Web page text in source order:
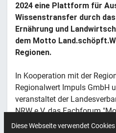
2024 eine Plattform für
Wissenstransfer durch
Ernährung und
dem Motto
Regionen.
In Kooperation mit der
Regionalwert Impuls GmbH
veranstaltet der
NRW e.V. das Fachforum
Wertschöpfungszentren".
Diese Webseite verwendet